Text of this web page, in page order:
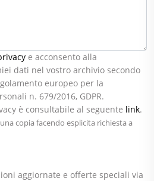
e acconsento alla
dati nel vostro archivio secondo
europeo per la
n. 679/2016, GDPR.
è consultabile al seguente link.
copia facendo esplicita richiesta a
aggiornate e offerte speciali via